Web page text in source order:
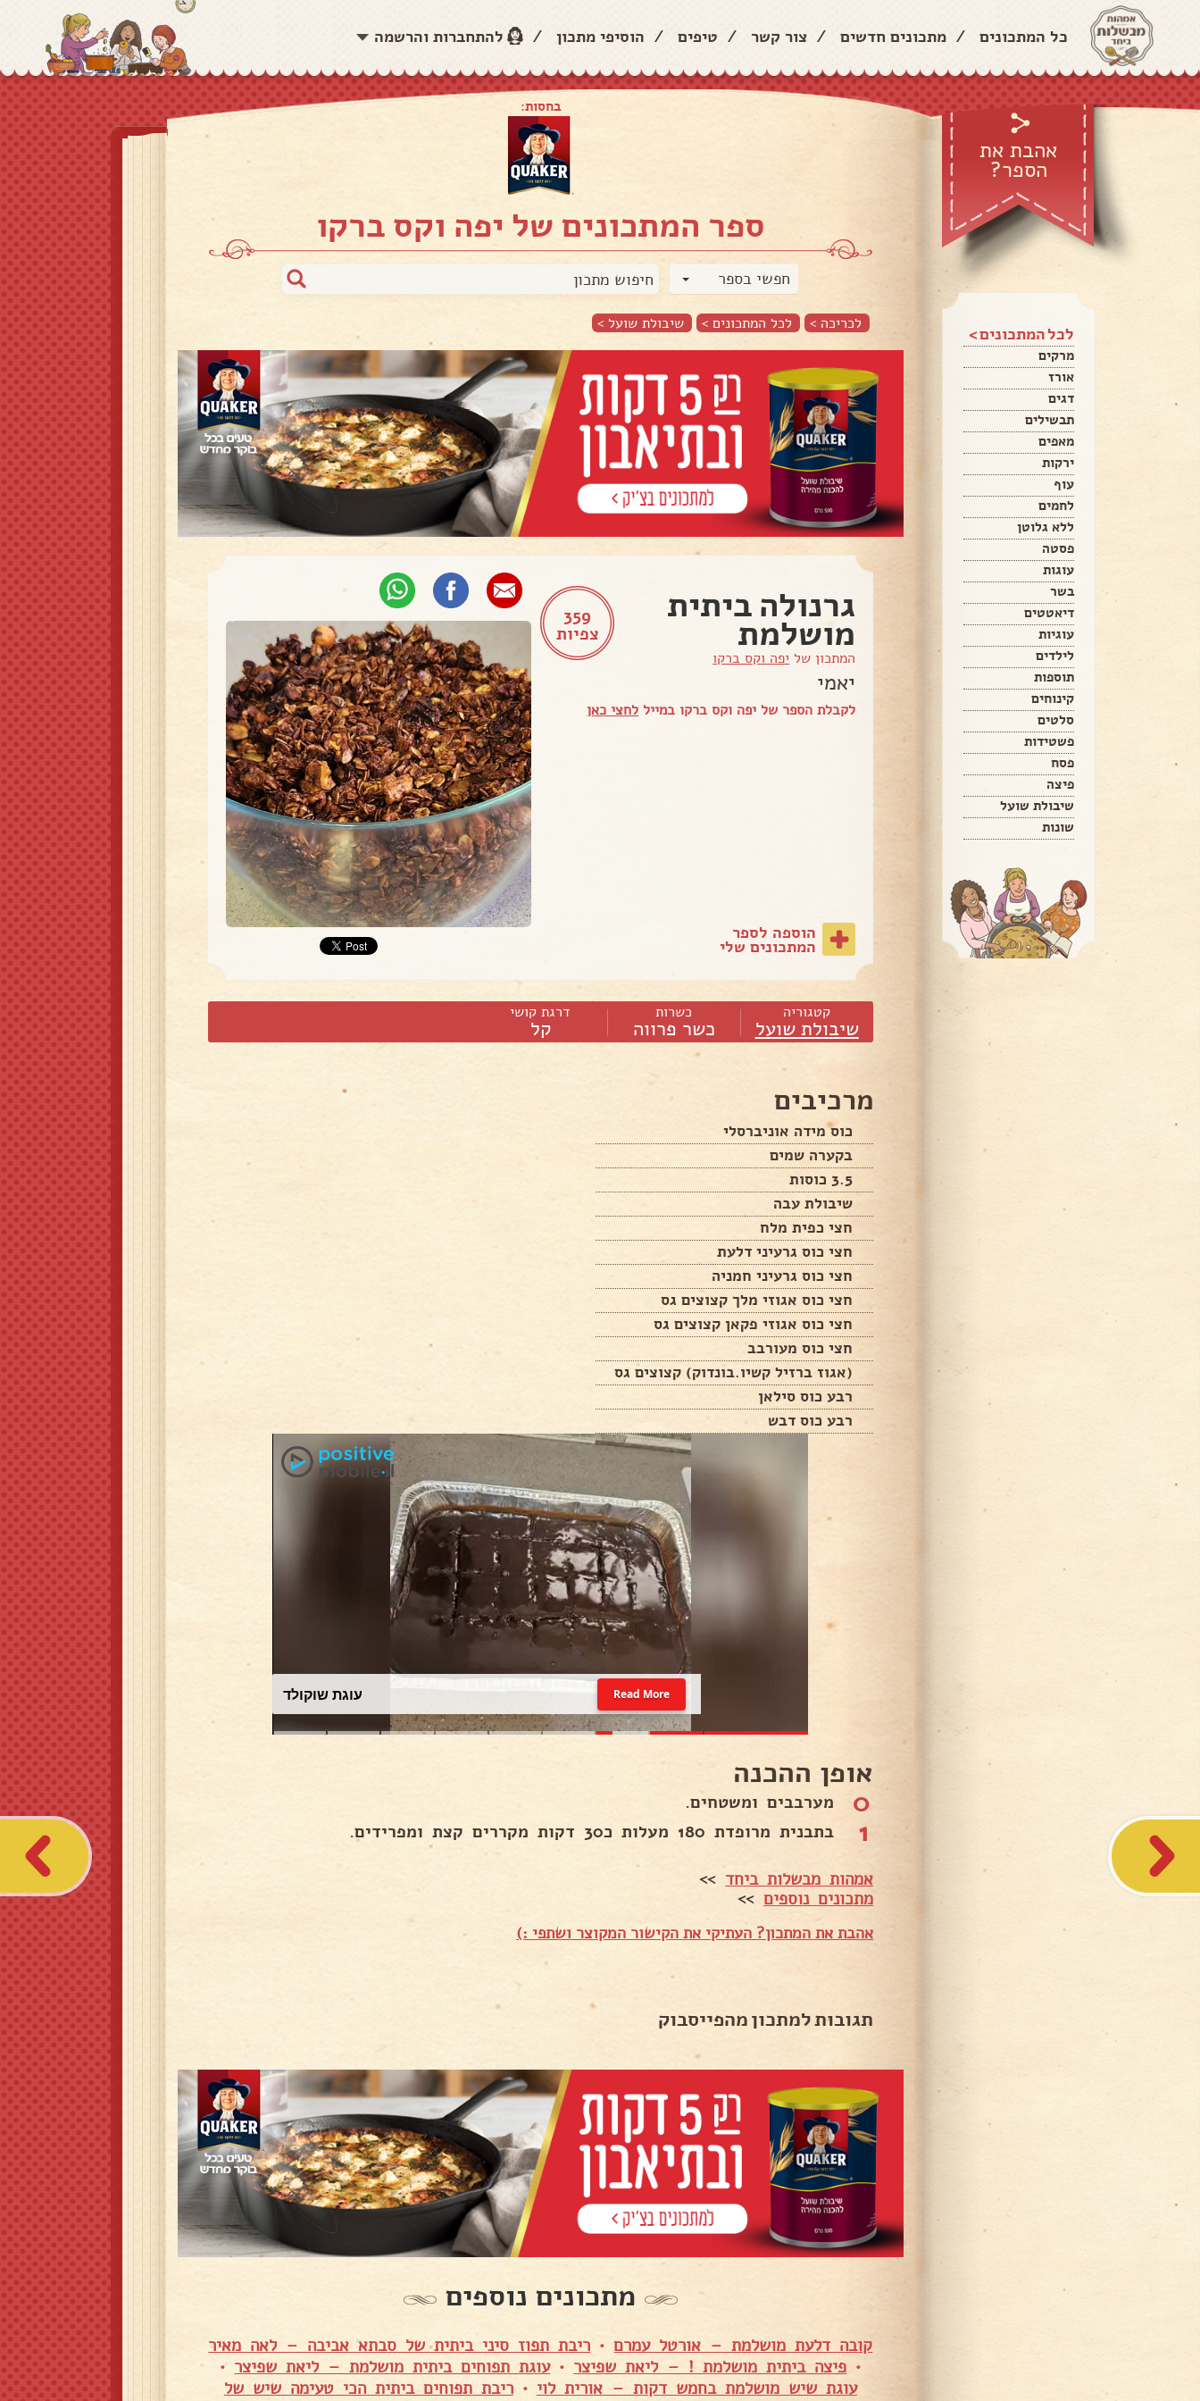
כל המתכונים / מתכונים חדשים / צור קשר / טיפים / הוסיפי מתכון / להתחברות והרשמה
אהבת את
הספר?
לכל המתכונים >
מרקים
אורז
דגים
תבשילים
מאפים
ירקות
עוף
לחמים
ללא גלוטן
פסטה
עוגות
בשר
דיאטטים
עוגיות
לילדים
תוספות
קינוחים
סלטים
פשטידות
פסח
פיצה
שיבולת שועל
שונות
בחסות:
ספר המתכונים של יפה וקס ברקו
חפשי בספר
לכריכה > לכל המתכונים > שיבולת שועל >
359
צפיות
גרנולה ביתית
מושלמת
המתכון שליפה וקס ברקו
יאמי
לקבלת הספר של יפה וקס ברקו במייללחצי כאן
הוספה לספר
המתכונים שלי
קטגוריה
שיבולת שועל
כשרות
כשר פרווה
דרגת קושי
קל
מרכיבים
כוס מידה אוניברסלי
בקערה שמים
3.5 כוסות
שיבולת עבה
חצי כפית מלח
חצי כוס גרעיני דלעת
חצי כוס גרעיני חמניה
חצי כוס אגוזי מלך קצוצים גס
חצי כוס אגוזי פקאן קצוצים גס
חצי כוס מעורבב
(אגוז ברזיל קשיו.בונדוק) קצוצים גס
רבע כוס סילאן
רבע כוס דבש
עוגת שוקולד Read More
אופן ההכנה
0 מערבבים ומשטחים.
1 בתבנית מרופדת 180 מעלות כ30 דקות מקררים קצת ומפרידים.
אמהות מבשלות ביחד>>
מתכונים נוספים>>
אהבת את המתכון? העתיקי את הקישור המקוצר ושתפי :)
תגובות למתכון מהפייסבוק
מתכונים נוספים
קובה דלעת מושלמת – אורטל עמרם• ריבת תפוז סיני ביתית של סבתא אביבה – לאה מאיר
• פיצה ביתית מושלמת ! – ליאת שפיצר •עוגת תפוחים ביתית מושלמת – ליאת שפיצר •
עוגת שיש מושלמת בחמש דקות – אורית לוי •ריבת תפוחים ביתית הכי טעימה שיש של